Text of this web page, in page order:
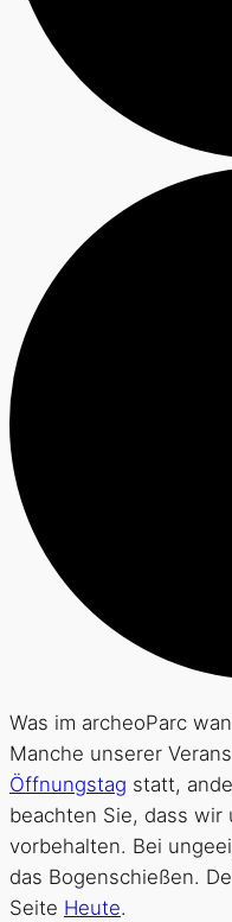
Was im archeoParc
Manche unserer
Öffnungstag statt,
beachten Sie, dass wir
vorbehalten. Bei
das Bogenschießen.
Seite Heute.